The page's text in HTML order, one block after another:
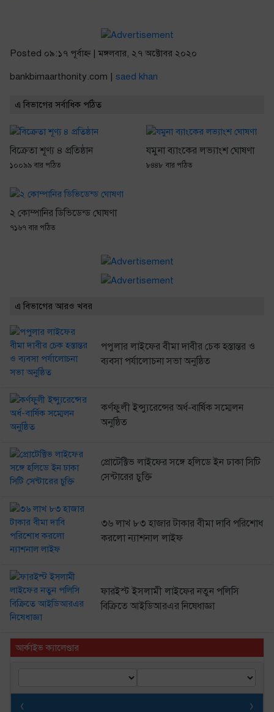
Posted ০৯:১৭ পূর্বাহ্ণ | মঙ্গলবার, ২৭ অক্টোবর ২০২০
bankbimaarthonity.com | saed khan
এ বিভাগের সর্বাধিক পঠিত
বিক্রেতা শূণ্য ৪ প্রতিষ্ঠান
১০০৯৯ বার পঠিত
যমুনা ব্যাংকের লভ্যাংশ ঘোষণা
৮৪৪৮ বার পঠিত
২ কোম্পানির ডিভিডেন্ড ঘোষণা
৭১৬৭ বার পঠিত
এ বিভাগের আরও খবর
পপুলার লাইফের বীমা দাবীর চেক হস্তান্তর ও
ব্যবসা পর্যালোচনা সভা অনুষ্ঠিত
কর্ণফুলী ইন্স্যুরেন্সের অর্ধ-বার্ষিক সম্মেলন
অনুষ্ঠিত
প্রোটেক্টিভ লাইফের সঙ্গে হলিডে ইন ঢাকা সিটি
সেন্টারের চুক্তি
৩৬ লাখ ৮৩ হাজার টাকার বীমা দাবি পরিশোধ
করলো ন্যাশনাল লাইফ
ফারইস্ট ইসলামী লাইফের নতুন পলিসি
বিক্রিতে আইডিআরএর নিষেধাজ্ঞা
আর্কাইভ ক্যালেণ্ডার
‹ ›